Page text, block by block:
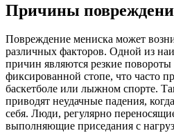
Причины
Повреждение мениска может
различных факторов. Одной из
причин являются резкие повороты
фиксированной стопе, что часто
баскетболе или лыжном спорте.
приводят неудачные падения,
себя. Люди, регулярно
выполняющие приседания с